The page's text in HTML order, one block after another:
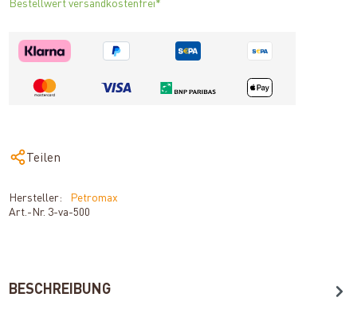
Bestellwert versandkostenfrei*
Teilen
Hersteller:
Petromax
Art.-Nr. 3-va-500
BESCHREIBUNG